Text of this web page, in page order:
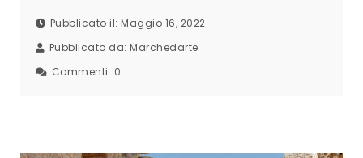
Pubblicato il: Maggio 16, 2022
Pubblicato da: Marchedarte
Commenti: 0